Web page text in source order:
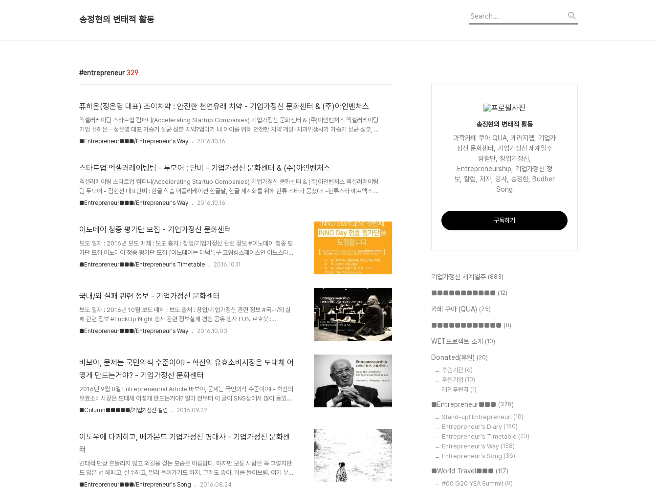
송정현의 변태적 활동
entrepreneur 329
퓨하온(정은영 대표) 조이치약 : 안전한 천연유래 치약 - 기업가정신 문화센터 & (주)아인벤처스
엑셀러레이팅 스타트업 컴퍼니(Accelerating Startup Companies) 기업가정신 문화센터 & (주)아인벤처스 엑셀러레이팅
기업 퓨하온 - 정은영 대표 가습기 살균 성분 치약?엄마가 내 아이를 위해 안전한 치약 개발-치과위생사가 가습기 살균 성분, 발
암물질 등 유해성분이 없는 믿을 수 있는 안전한 치약 개발- (사진 : 유해성분이 없는 안전한 조이치약) 몇 년 전, 가습기 살균 성
기 위해 최근 치과위생사가 자신의 아이를 위해 제품을 개발하여 호..
■Entrepreneur■■■/Entrepreneur's Way 2016.10.16
스타트업 엑셀러레이팅팀 - 두모어 : 단비 - 기업가정신 문화센터 & (주)아인벤처스
엑셀러레이팅 스타트업 컴퍼니(Accelerating Startup Companies) 기업가정신 문화센터 & (주)아인벤처스 엑셀러레이팅
팀 두모어 - 김현선 대표단비 : 한글 학습 어플리케이션 한글날, 한글 세계화를 위해 한류 스타가 뭉쳤다! -한류스타 에프엑스 루
나, 레드벨벳 아이린, 아스트로 차은우, 배우 한지민 한글 보급을 위해 나서--민관 체계적인 창업교육 / 엑셀러레이팅 지원 시스
으로 개발된 한글 교육용 어플리케이션 단비(DANBI)를 위해..
■Entrepreneur■■■/Entrepreneur's Way 2016.10.16
이노데이 청중 평가단 모집 - 기업가정신 문화센터
보도 일자 : 2016년 보도 매체 : 보도 출처 : 창업/기업가정신 관련 정보 #이노데이 청중 평
가단 모집 이노데이 청중 평가단 모집 [이노데이는 대덕특구 코워킹스페이스인 이노스타트
업에서 진행하는 IR Day로 기업의 투자유치 활성화를 위해 개최하는 행사입니다]■ 내용 :
의 : 042-865-7081 / inno@innostartup.kr※ 대덕테크비즈센터의 주차공간이 협소
하여 주차가 어려..
■Entrepreneur■■■/Entrepreneur's Timetable 2016.10.11
국내/외 실패 관련 정보 - 기업가정신 문화센터
보도 일자 : 2016년 10월 보도 매체 : 보도 출처 : 창업/기업가정신 관련 정보 #국내/외 실
패 관련 정보 #FuckUp Night 행사 관련 정보실패 경험 공유 행사 FUN 르호봇 :
http://www.ibusiness.co.kr/archives/77454실패 경험 공유 행사 FUN 매경 보도
날 공식 홈페이지 : http://dayforfailure.com/세계 실패의 날, 2012년 한국 첫 개최 당
시 온오프믹스 행사 : http://onoffmix..
■Entrepreneur■■■/Entrepreneur's Way 2016.10.03
바보야, 문제는 국민의식 수준이야! - 혁신의 유효소비시장은 도대체 어
떻게 만드는거야? - 기업가정신 문화센터
2016년 9월 8일 Entrepreneurial Article 바보야, 문제는 국민의식 수준이야! - 혁신의
유효소비시장은 도대체 어떻게 만드는거야? 얼마 전부터 이 글이 SNS상에서 많이 돌았다.
바보야, 문제는 ‘시장’ 이야! – ‘스타트업’ 미국은 되고, 한국은 안되는 이유 : 혁신의 유효 소
그렇지만 나와 비교할 수 없는, 그가 매우 글을 잘 쓰는 사람이라는 것은 확실하다. (부럽;;)
현장에 있으면 문제는 시장이라는 것을, 알만한 사람들은 다 안다. 애시당초, 규모의 문제이
기도 하지만, 규모가 적으니 유효소비시장의 규모도 적..
■Column■■■■■/기업가정신 칼럼 2016.09.22
이노우에 다케히코, 베가본드 기업가정신 명대사 - 기업가정신 문화센
터
변태적 단상 흔들리지 않고 외길을 걷는 모습은 아름답다. 하지만 보통 사람은 꼭 그렇지만
도 않은 법 헤메고, 실수하고, 멀리 돌아가기도 하지. 그래도 좋아. 뒤를 돌아보렴. 여기 부딪
히고 저기 부딪히고, 이리저리 헤맨 너의 길은 분명 누구보다도 넓을 테니까 지나온 길이 넓
■Entrepreneur■■■/Entrepreneur's Song 2016.08.24
송정현의 변태적 활동
과학카페 쿠아 QUA, 게러지엠, 기업가
정신 문화센터, 기업가정신 세계일주
탐험단, 창업가정신,
Entrepreneurship, 기업가정신 정
보, 칼럼, 저자, 강사, 송정현, Budher
Song
구독하기
기업가정신 세계일주 (883)
■■■■■■■■■■■ (12)
카페 쿠아 (QUA) (75)
■■■■■■■■■■■■ (8)
WET프로젝트 소개 (10)
Donated(후원) (20)
후원기관 (6)
후원기업 (10)
개인후원자 (1)
■Entrepreneur■■■ (378)
Stand-up! Entrepreneur! (10)
Entrepreneur's Diary (150)
Entrepreneur's Timetable (23)
Entrepreneur's Way (158)
Entrepreneur's Song (36)
■World Travel■■■ (117)
#00 G20 YEA Summit (8)